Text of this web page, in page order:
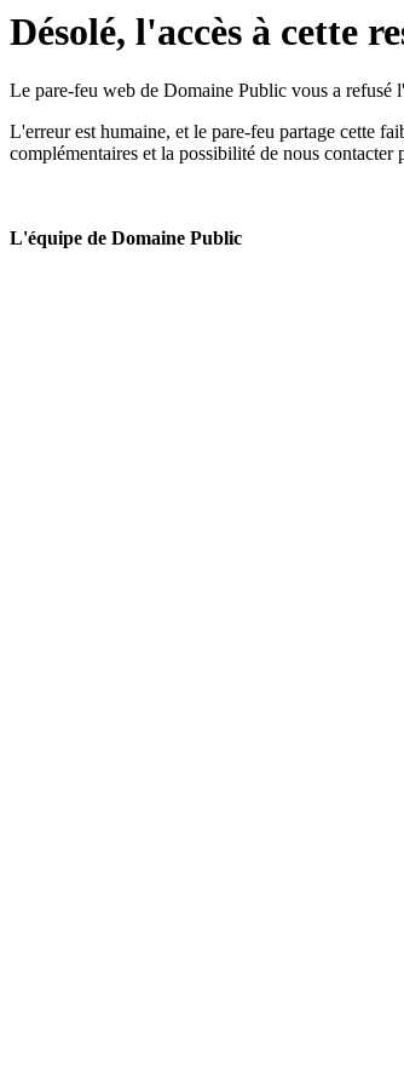
Désolé, l'accès à cette
Le pare-feu web de Domaine Public vous a refusé
L'erreur est humaine, et le pare-feu partage cette
complémentaires et la possibilité de nous
L'équipe de Domaine Public